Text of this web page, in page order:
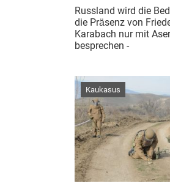
Russland wird die
die Präsenz von
Karabach nur mit
besprechen -
Kaukasus